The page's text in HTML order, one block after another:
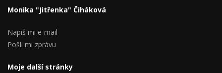
Monika "Jitřenka" Čiháková
Napiš mi e-mail
Pošli mi zprávu
Moje další stránky